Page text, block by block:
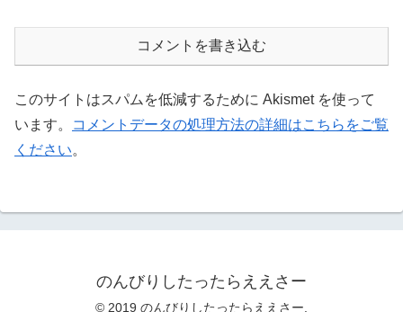
コメントを書き込む
このサイトはスパムを低減するために Akismet を使って
います。
コメントデータの処理方法の詳細はこちらをご覧
ください。
のんびりしたったらええさー
© 2019 のんびりしたったらええさー.